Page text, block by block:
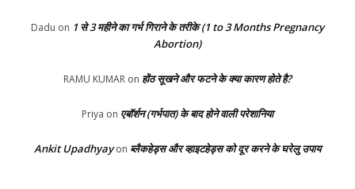
Dadu on 1 से 3 महीने का गर्भ गिराने के तरीके (1 to 3 Months Pregnancy
Abortion)
RAMU KUMAR on होंठ सूखने और फटने के क्या कारण होते है?
Priya on एबॉर्शन (गर्भपात) के बाद होने वाली परेशानिया
Ankit Upadhyayon ब्लैकहेड्स और व्हाइटहेड्स को दूर करने के घरेलु उपाय